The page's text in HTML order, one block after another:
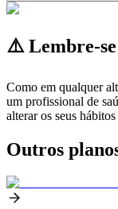
⚠️ Lembre-se
Como em qualquer
um profissional de
alterar os seus
Outros